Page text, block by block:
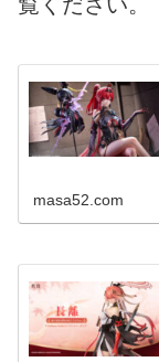
masa52.com